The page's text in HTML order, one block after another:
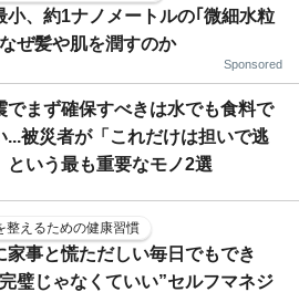
小、約1ナノメートルの｢微細水粒
ぜ髪や肌を潤すのか
Sponsored
でまず確保すべきは水でも食料で
...被災者が「これだけは担いで逃
という最も重要なモノ2選
整えるための健康習慣
家事と慌ただしい毎日でもでき
璧じゃなくていい”セルフマネジ